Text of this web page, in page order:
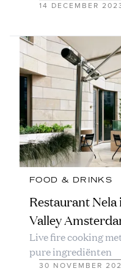
14 DECEMBER
FOOD & DRINKS
Restaurant
Valley
Live fire cooking
pure ingrediënten
30 NOVEMBER